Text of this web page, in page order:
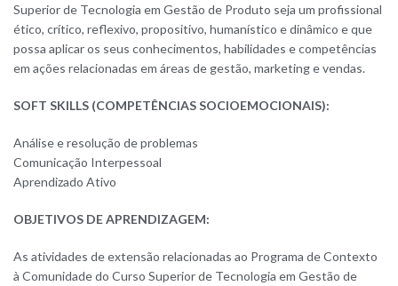
Superior de Tecnologia em Gestão de Produto seja um profissional
ético, crítico, reflexivo, propositivo, humanístico e dinâmico e que
possa aplicar os seus conhecimentos, habilidades e competências
em ações relacionadas em áreas de gestão, marketing e vendas.
SOFT SKILLS (COMPETÊNCIAS SOCIOEMOCIONAIS):
Análise e resolução de problemas
Comunicação Interpessoal
Aprendizado Ativo
OBJETIVOS DE APRENDIZAGEM:
As atividades de extensão relacionadas ao Programa de Contexto
à Comunidade do Curso Superior de Tecnologia em Gestão de